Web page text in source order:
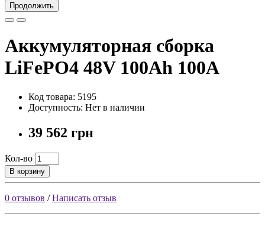
Продолжить
Аккумуляторная сборка
LiFePO4 48V 100Ah 100A
Код товара: 5195
Доступность: Нет в наличии
39 562 грн
Кол-во
В корзину
0 отзывов /Написать отзыв